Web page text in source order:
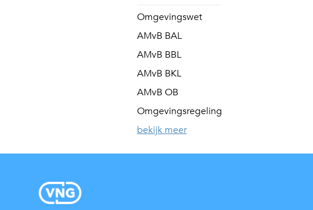
Omgevingswet
AMvB BAL
AMvB BBL
AMvB BKL
AMvB OB
Omgevingsregeling
bekijk meer